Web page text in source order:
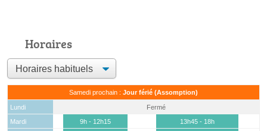
Horaires
Samedi prochain : Jour férié (Assomption)
Lundi
Fermé
Mardi
9h - 12h15
13h45 - 18h